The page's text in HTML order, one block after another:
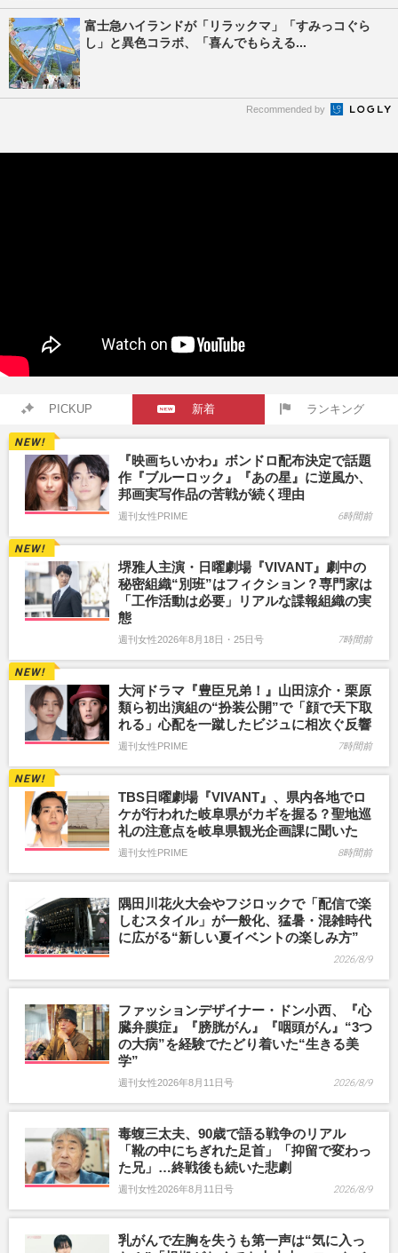
富士急ハイランドが「リラックマ」「すみっコぐら
し」と異色コラボ、「喜んでもらえる...
Recommended by
PICKUP 新着 ランキング
『映画ちいかわ』ボンドロ配布決定で話題
作『ブルーロック』『あの星』に逆風か、
邦画実写作品の苦戦が続く理由
週刊女性PRIME 6時間前
堺雅人主演・日曜劇場『VIVANT』劇中の
秘密組織“別班”はフィクション？専門家は
「工作活動は必要」リアルな諜報組織の実
態
週刊女性2026年8月18日・25日号 7時間前
大河ドラマ『豊臣兄弟！』山田涼介・栗原
類ら初出演組の“扮装公開”で「顔で天下取
れる」心配を一蹴したビジュに相次ぐ反響
週刊女性PRIME 7時間前
TBS日曜劇場『VIVANT』、県内各地でロ
ケが行われた岐阜県がカギを握る？聖地巡
礼の注意点を岐阜県観光企画課に聞いた
週刊女性PRIME 8時間前
隅田川花火大会やフジロックで「配信で楽
しむスタイル」が一般化、猛暑・混雑時代
に広がる“新しい夏イベントの楽しみ方”
2026/8/9
ファッションデザイナー・ドン小西、『心
臓弁膜症』『膀胱がん』『咽頭がん』“3つ
の大病”を経験でたどり着いた“生きる美
学”
週刊女性2026年8月11日号 2026/8/9
毒蝮三太夫、90歳で語る戦争のリアル
「靴の中にちぎれた足首」「抑留で変わっ
た兄」…終戦後も続いた悲劇
週刊女性2026年8月11日号 2026/8/9
乳がんで左胸を失うも第一声は“気に入っ